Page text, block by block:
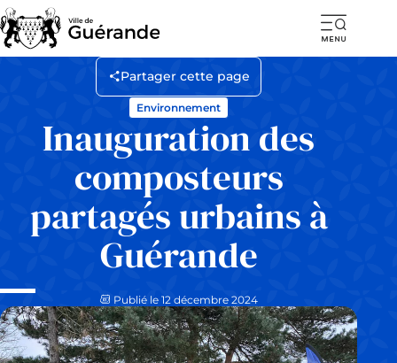
Inauguration des
composteurs
partagés urbains à
Guérande
Environnement
Publié le 12 décembre 2024
Partager cette page